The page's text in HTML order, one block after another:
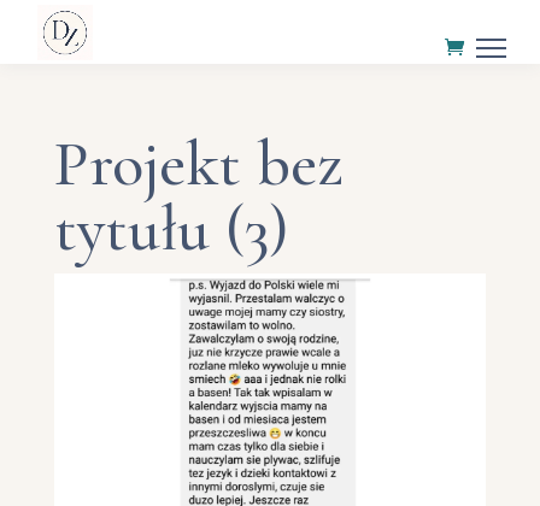
Projekt bez
tytułu (3)